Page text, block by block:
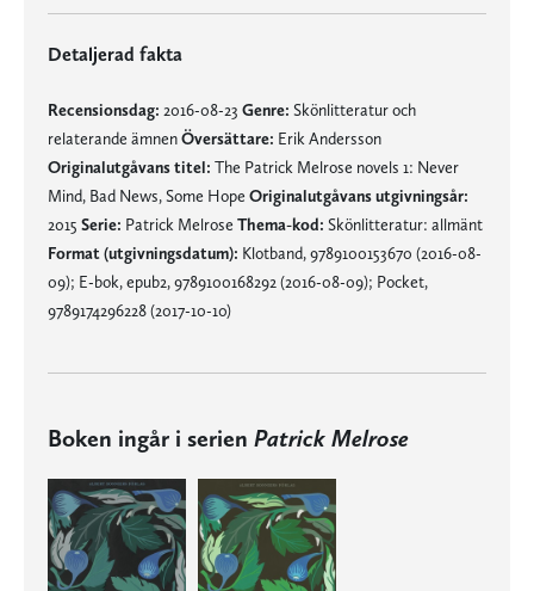
Detaljerad fakta
Recensionsdag: 2016-08-23 Genre: Skönlitteratur och
relaterande ämnenÖversättare: Erik Andersson
Originalutgåvans titel: The Patrick Melrose novels 1: Never
Mind, Bad News, Some Hope Originalutgåvans utgivningsår:
2015 Serie: Patrick Melrose Thema-kod: Skönlitteratur: allmänt
Format (utgivningsdatum): Klotband, 9789100153670 (2016-08-
09); E-bok, epub2, 9789100168292 (2016-08-09); Pocket,
9789174296228 (2017-10-10)
Boken ingår i serien Patrick Melrose